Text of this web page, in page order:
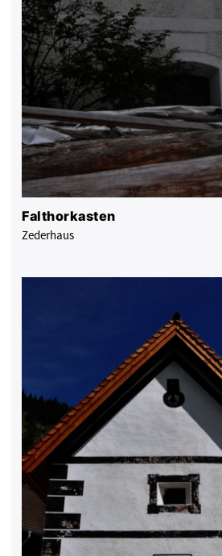
Falthorkasten
Zederhaus